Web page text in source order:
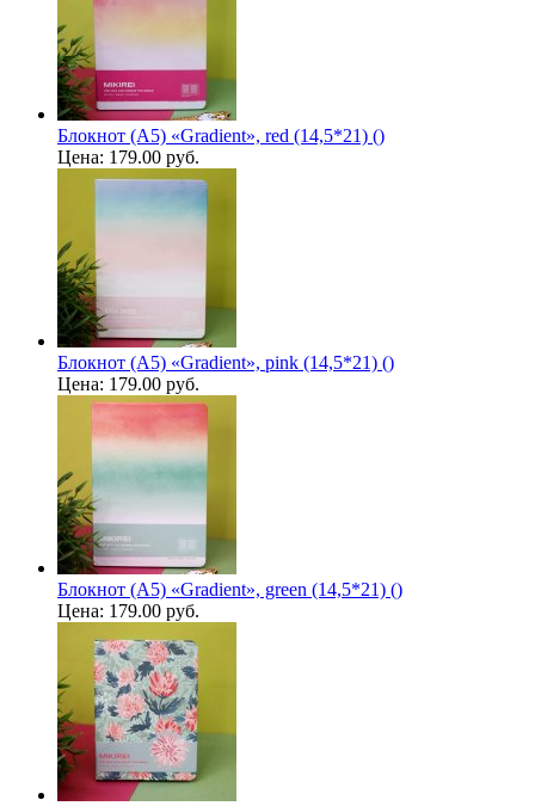
Блокнот (А5) «Gradient», red (14,5*21) ()
Цена: 179.00 руб.
Блокнот (А5) «Gradient», pink (14,5*21) ()
Цена: 179.00 руб.
Блокнот (А5) «Gradient», green (14,5*21) ()
Цена: 179.00 руб.